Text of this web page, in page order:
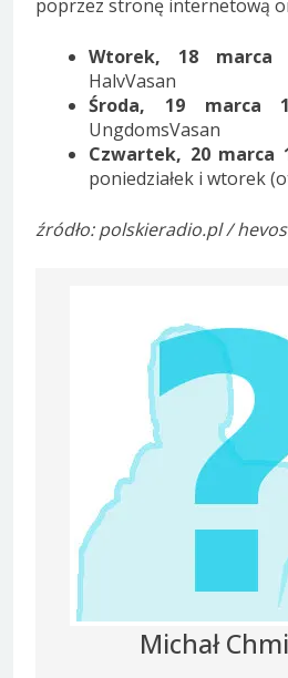
poprzez stronę internetową
Wtorek, 18 marca
HalvVasan
Środa, 19 marca
UngdomsVasan
Czwartek, 20 marca
poniedziałek i wtorek
źródło: polskieradio.pl /
Michał